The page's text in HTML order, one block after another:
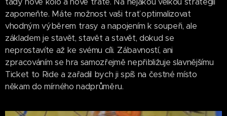
zapomeňte. Máte možnost vaši trať optimalizovat
vhodným výběrem trasy a napojením k soupeři, ale
základem je stavět, stavět a stavět, dokud se
neprostavíte až ke svému cíli. Zábavností, ani
zpracováním se hra samozřejmě nepřibližuje slavnějšímu
Ticket to Ride a zařadil bych ji spíš na čestné místo
někam do mírného nadprůměru.